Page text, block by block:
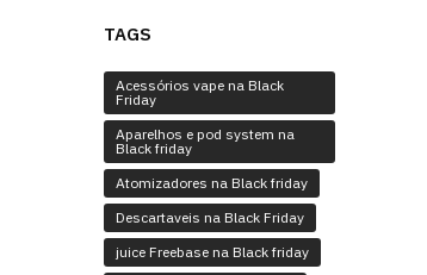
TAGS
Acessórios vape na Black
Friday
Aparelhos e pod system na
Black friday
Atomizadores na Black friday
Descartaveis na Black Friday
juice Freebase na Black friday